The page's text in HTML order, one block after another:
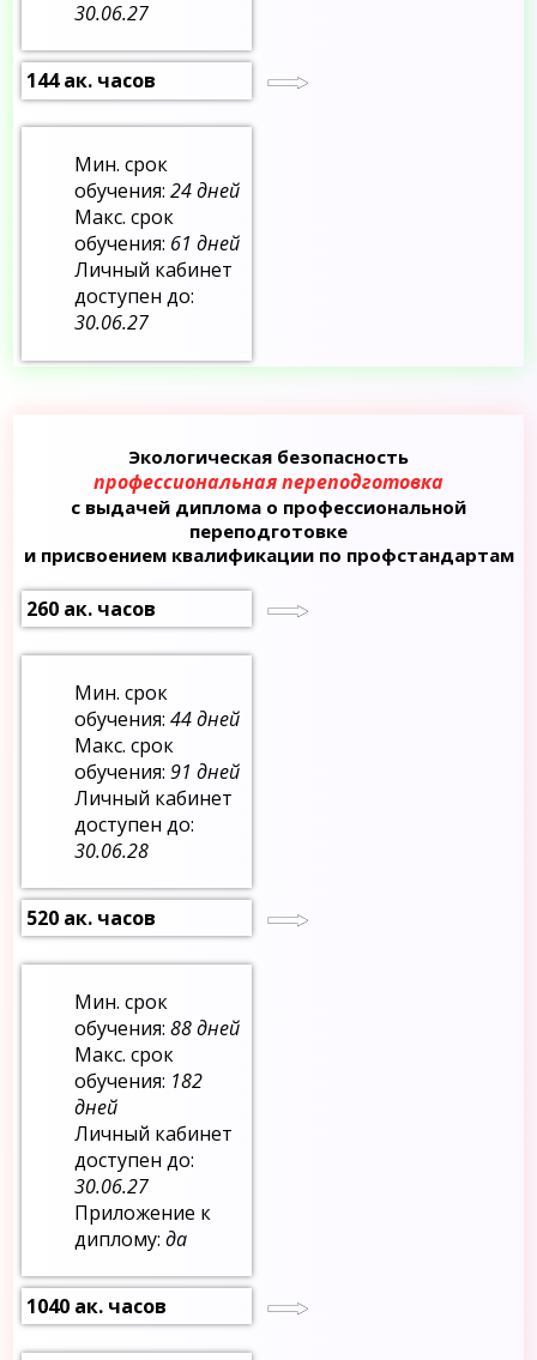
30.06.27
144 ак. часов
Мин. срок
обучения:24 дней
Макс. срок
обучения: 61 дней
Личный кабинет
доступен до:
30.06.27
Экологическая безопасность
профессиональная переподготовка
с выдачей диплома о профессиональной
переподготовке
и присвоением квалификации по профстандартам
260 ак. часов
Мин. срок
обучения:44 дней
Макс. срок
обучения:91 дней
Личный кабинет
доступен до:
30.06.28
520 ак. часов
Мин. срок
обучения:88 дней
Макс. срок
обучения: 182
дней
Личный кабинет
доступен до:
30.06.27
Приложение к
диплому:да
1040 ак. часов